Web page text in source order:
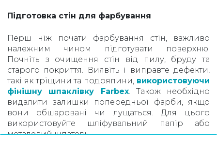
Підготовка стін для фарбування
Перш ніж почати фарбування стін, важливо
належним чином підготувати поверхню.
Почніть з очищення стін від пилу, бруду та
старого покриття. Виявіть і виправте дефекти,
такі як тріщини та подряпини, використовуючи
фінішну шпаклівку Farbex. Також необхідно
видалити залишки попередньої фарби, якщо
вони обшаровані чи лущаться. Для цього
використовуйте шліфувальний папір або
металевий шпатель.